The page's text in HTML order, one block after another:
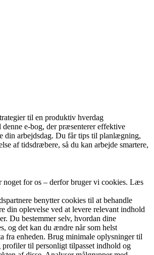
til en produktiv hverdag
e-bog, der præsenterer effektive
din arbejdsdag. Du får tips til planlægning,
af tidsdræbere, så du kan arbejde smartere,
noget for os – derfor bruger vi cookies. Læs
benytter cookies til at behandle
din oplevelse ved at levere relevant indhold
Du bestemmer selv, hvordan dine
og det kan du ændre når som helst
fra enheden. Brug minimale oplysninger til
til personligt tilpasset indhold og